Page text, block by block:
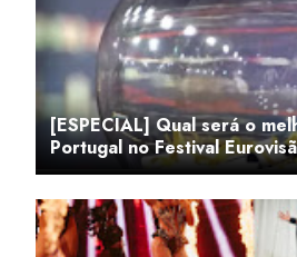
[ESPECIAL] Qual será o
Portugal no Festival